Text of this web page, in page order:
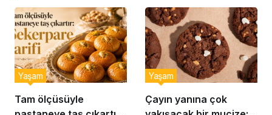
Tam ölçüsüyle
Yaşam
Çayın yanına çok
Yaşam